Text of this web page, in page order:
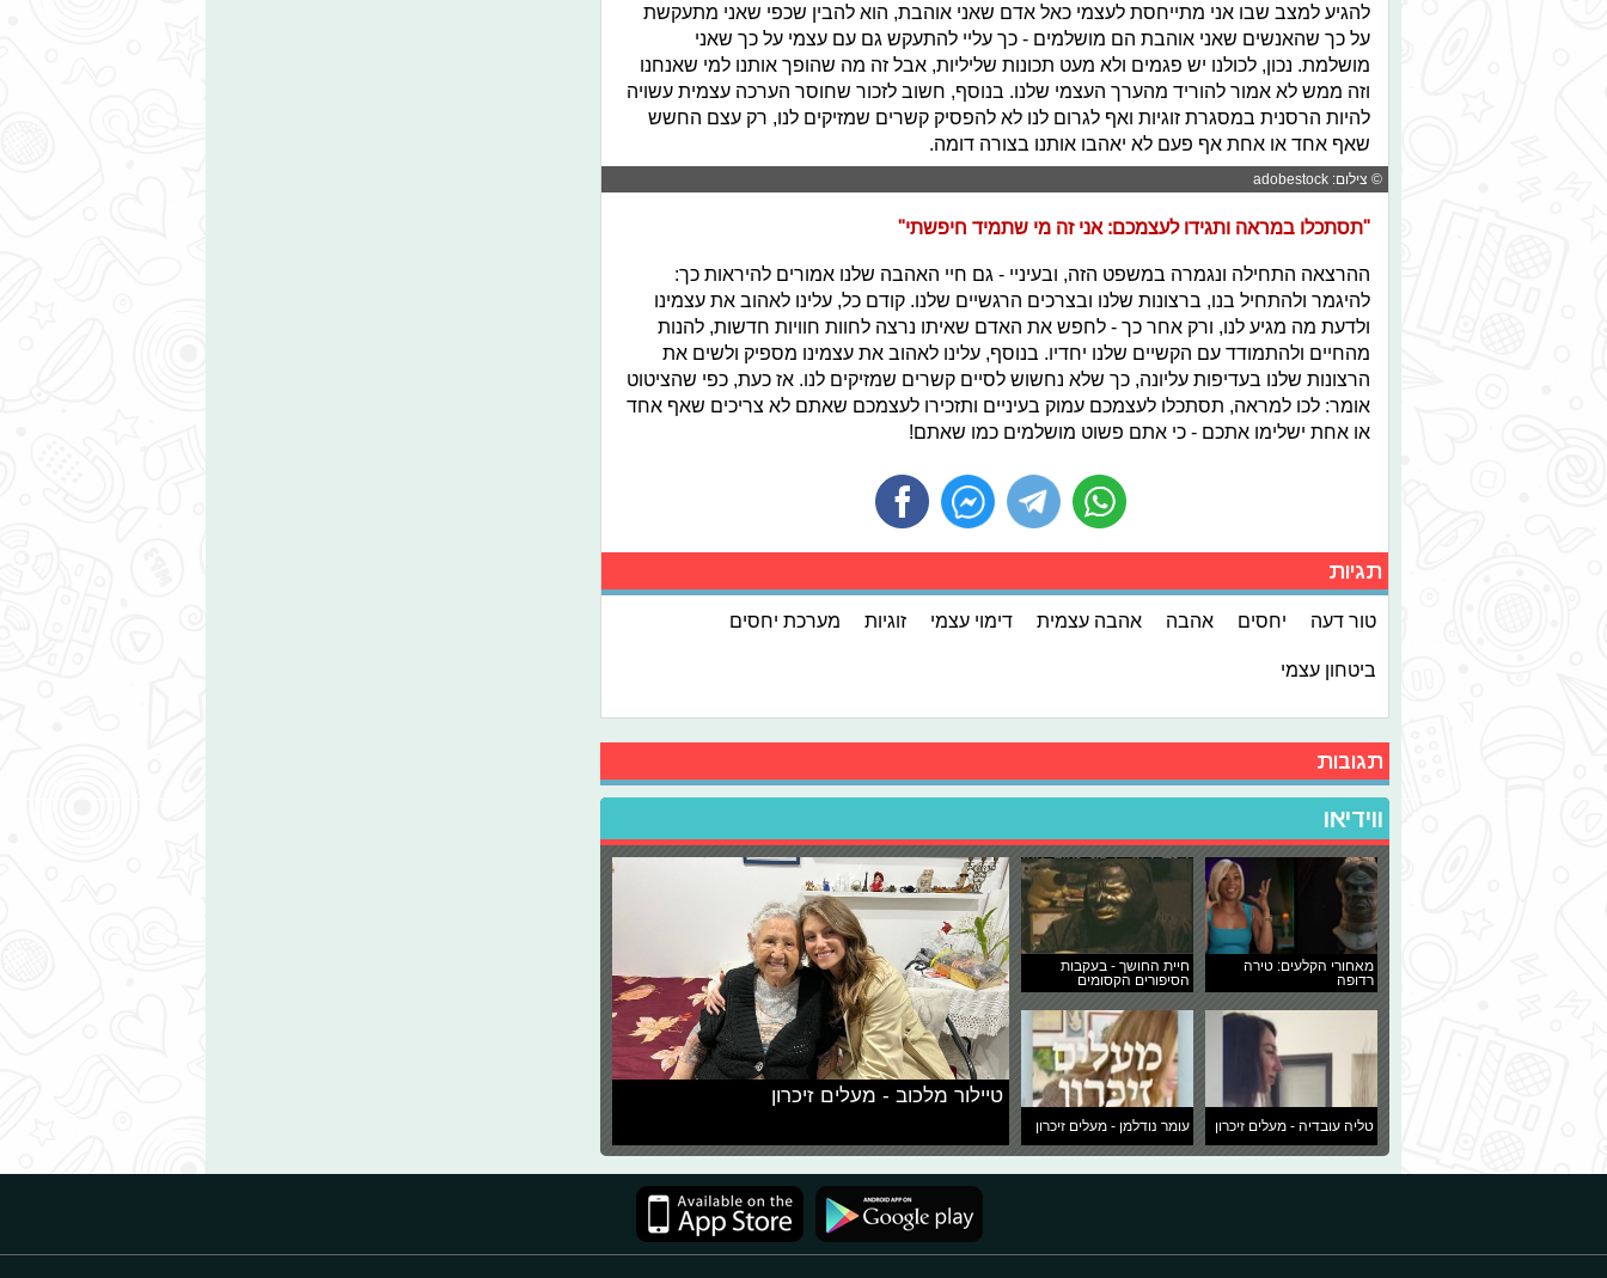
להגיע למצב שבו אני מתייחסת לעצמי כאל אדם שאני אוהבת, הוא להבין שכפי שאני מתעקשת
על כך שהאנשים שאני אוהבת הם מושלמים - כך עליי להתעקש גם עם עצמי על כך שאני
מושלמת. נכון, לכולנו יש פגמים ולא מעט תכונות שליליות, אבל זה מה שהופך אותנו למי שאנחנו
וזה ממש לא אמור להוריד מהערך העצמי שלנו. בנוסף, חשוב לזכור שחוסר הערכה עצמית עשויה
להיות הרסנית במסגרת זוגיות ואף לגרום לנו לא להפסיק קשרים שמזיקים לנו, רק עצם החשש
שאף אחד או אחת אף פעם לא יאהבו אותנו בצורה דומה.
© צילום: adobestock
"תסתכלו במראה ותגידו לעצמכם: אני זה מי שתמיד חיפשתי"
ההרצאה התחילה ונגמרה במשפט הזה, ובעיניי - גם חיי האהבה שלנו אמורים להיראות כך:
להיגמר ולהתחיל בנו, ברצונות שלנו ובצרכים הרגשיים שלנו. קודם כל, עלינו לאהוב את עצמינו
ולדעת מה מגיע לנו, ורק אחר כך - לחפש את האדם שאיתו נרצה לחוות חוויות חדשות, להנות
מהחיים ולהתמודד עם הקשיים שלנו יחדיו. בנוסף, עלינו לאהוב את עצמינו מספיק ולשים את
הרצונות שלנו בעדיפות עליונה, כך שלא נחשוש לסיים קשרים שמזיקים לנו. אז כעת, כפי שהציטוט
אומר: לכו למראה, תסתכלו לעצמכם עמוק בעיניים ותזכירו לעצמכם שאתם לא צריכים שאף אחד
או אחת ישלימו אתכם - כי אתם פשוט מושלמים כמו שאתם!
תגיות
טור דעה יחסים אהבה אהבה עצמית דימוי עצמי זוגיות מערכת יחסים
ביטחון עצמי
תגובות
ווידיאו
מאחורי הקלעים: טירה
רדופה
חיית החושך - בעקבות
הסיפורים הקסומים
טליה עובדיה - מעלים זיכרון עומר נודלמן - מעלים זיכרון
טיילור מלכוב - מעלים זיכרון